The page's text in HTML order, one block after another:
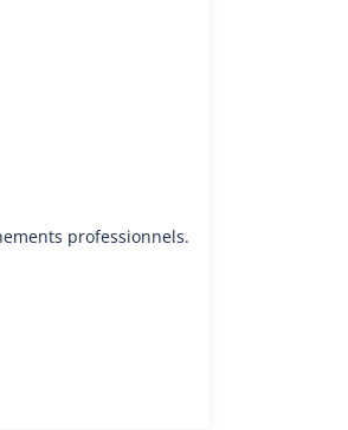
professionnels.